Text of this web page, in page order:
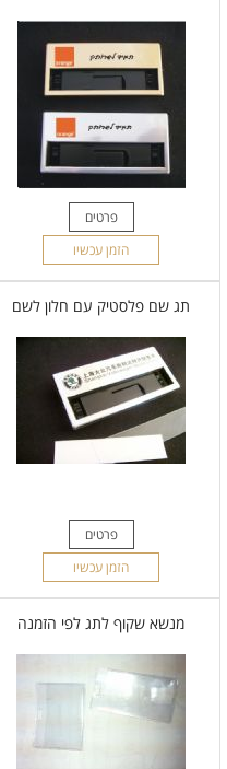
פרטים
הזמן עכשיו
תג שם פלסטיק עם חלון לשם
פרטים
הזמן עכשיו
מנשא שקוף לתג לפי הזמנה